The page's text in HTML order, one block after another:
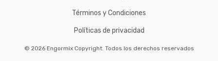
Términos y Condiciones
Políticas de privacidad
© 2026 Engormix Copyright. Todos los derechos reservados